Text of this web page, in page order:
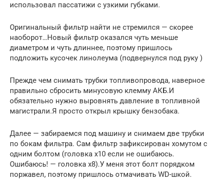
использовал пассатижи с узкими губками.
Оригинальный фильтр найти не стремился — скорее
наоборот…Новый фильтр оказался чуть меньше
диаметром и чуть длиннее, поэтому пришлось
подложить кусочек линолеума (подвернулся под руку )
Прежде чем снимать трубки топливопровода, наверное
правильно сбросить минусовую клемму АКБ.И
обязательно нужно выровнять давление в топливной
магистрали.Я просто открыл крышку бензобака.
Далее — забираемся под машину и снимаем две трубки
по бокам фильтра. Сам фильтр зафиксирован хомутом с
одним болтом (головка х10 если не ошибаюсь.
Ошибаюсь! — головка х8).У меня этот болт порядком
поржавел, поэтому пришлось отмачивать WD-шкой.